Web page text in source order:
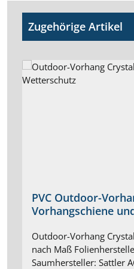
Zugehörige Artikel
PVC Outdoor-
Vorhangschiene
Outdoor-Vorhang
nach Maß
Saumhersteller: Sattler